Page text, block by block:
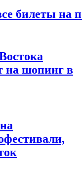
билеты на
на шопинг в